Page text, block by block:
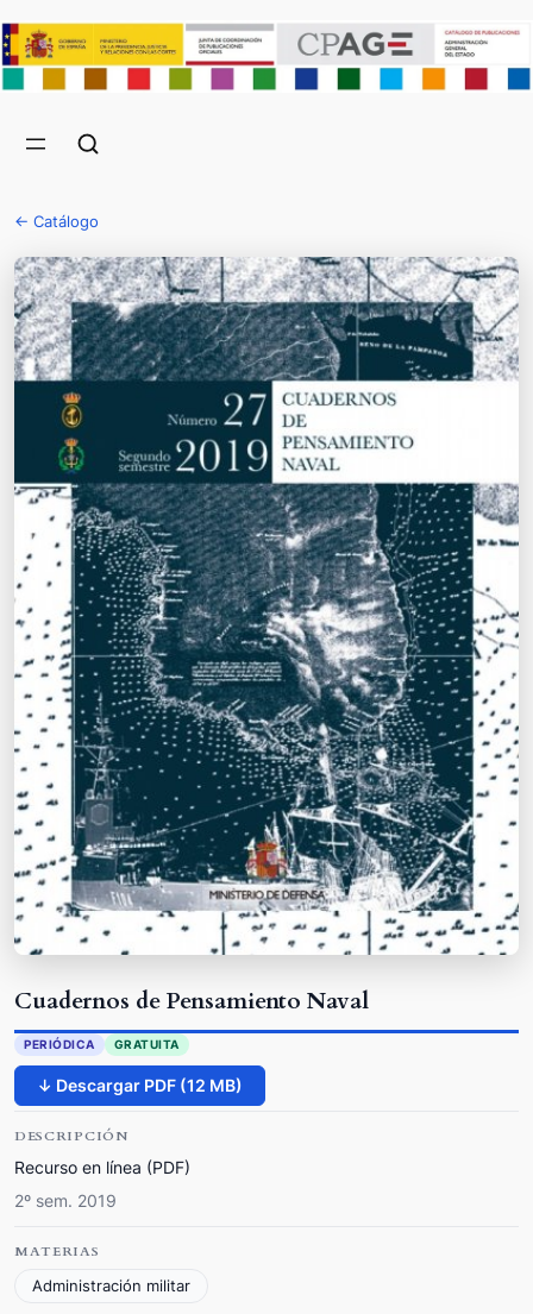
← Catálogo
Cuadernos de Pensamiento Naval
PERIÓDICA GRATUITA
↓ Descargar PDF (12 MB)
DESCRIPCIÓN
Recurso en línea (PDF)
2º sem. 2019
MATERIAS
Administración militar